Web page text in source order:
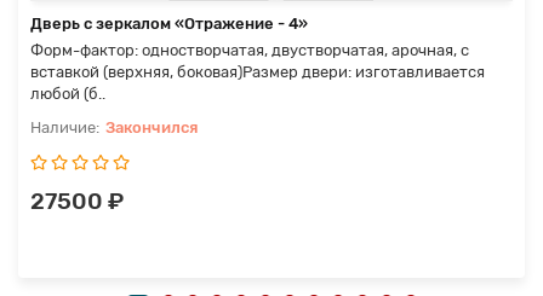
Дверь с зеркалом «Отражение - 4»
Форм-фактор: одностворчатая, двустворчатая, арочная, с
вставкой (верхняя, боковая)Размер двери: изготавливается
любой (б..
Закончился
27500 ₽